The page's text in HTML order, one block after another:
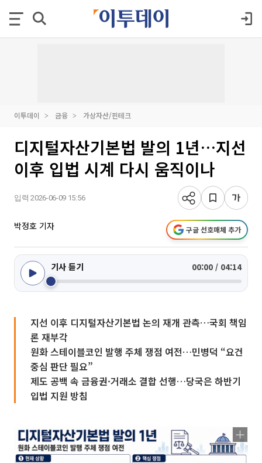
이투데이 금융 가상자산/핀테크
디지털자산기본법 발의 1년…지선
이후 입법 시계 다시 움직이나
입력 2026-06-09 15:56
박정호 기자 구글 선호매체 추가
기사 듣기 00:00 / 04:14
지선 이후 디지털자산기본법 논의 재개 관측…국회 책임
론 재부각
원화 스테이블코인 발행 주체 쟁점 여전…민병덕 “요건
중심 판단 필요”
제도 공백 속 금융권·거래소 결합 선행…당국은 하반기
입법 지원 방침